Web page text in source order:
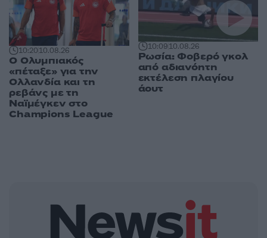
10:2010.08.26
Ο Ολυμπιακός
«πέταξε» για την
Ολλανδία και τη
ρεβάνς με τη
Ναϊμέγκεν στο
Champions League
10:0910.08.26
Ρωσία: Φοβερό γκολ
από αδιανόητη
εκτέλεση πλαγίου
άουτ